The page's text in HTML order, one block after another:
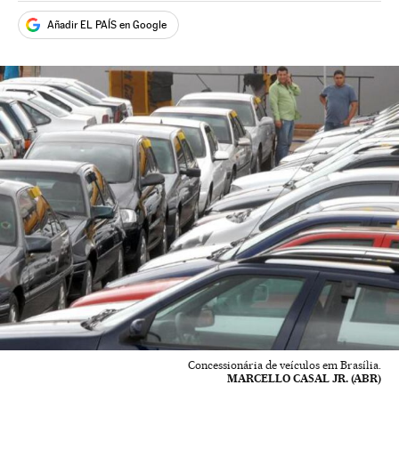
Añadir EL PAÍS en Google
Concessionária de veículos em Brasília.
MARCELLO CASAL JR. (ABR)